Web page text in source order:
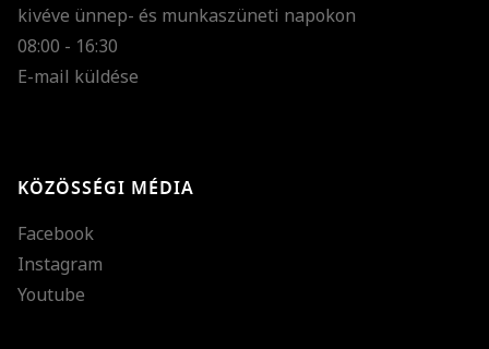
kivéve ünnep- és munkaszüneti napokon
08:00 - 16:30
E-mail küldése
KÖZÖSSÉGI MÉDIA
Facebook
Instagram
Youtube